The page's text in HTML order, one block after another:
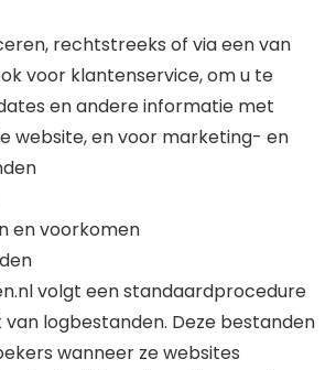
rechtstreeks of via een van
voor klantenservice, om u te
en andere informatie met
website, en voor marketing- en
en voorkomen
volgt een standaardprocedure
logbestanden. Deze bestanden
wanneer ze websites